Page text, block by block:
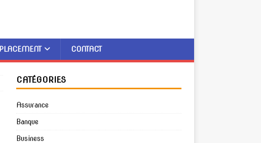
PLACEMENT CONTACT
CATÉGORIES
Assurance
Banque
Business